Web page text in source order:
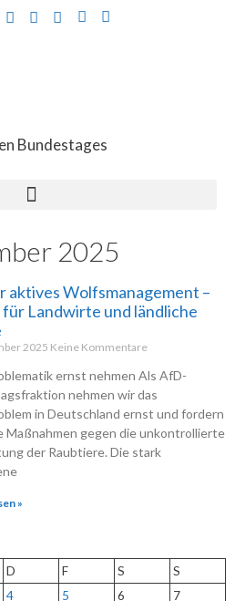
Bundestages
2025
aktives Wolfsmanagement –
für Landwirte und ländliche
2025 Keine Kommentare
ernst nehmen Als AfD-
nehmen wir das
in Deutschland ernst und fordern
Maßnahmen gegen die unkontrollierte
der Raubtiere. Die stark
»
D F S
S
4 5 6
7